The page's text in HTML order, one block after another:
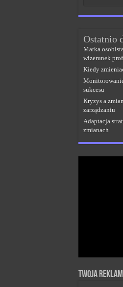
Ostatnio
Marka
wizerunek
Kiedy
sukcesu
Kryzys a
zarządzaniu
Adaptacja
zmianach
Twoja